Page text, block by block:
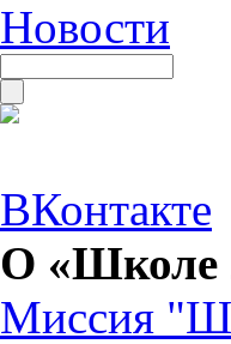
Новости
ВКонтакте
О «Школе
Миссия